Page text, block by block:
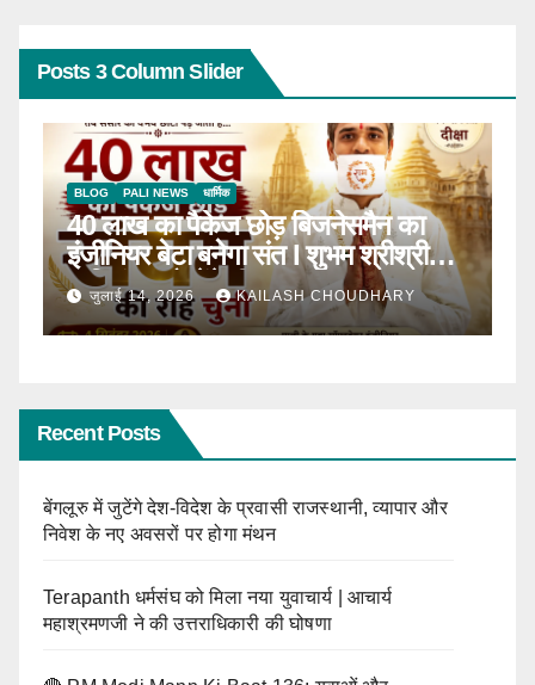
Posts 3 Column Slider
BLOG टॉप न्यूज़ धार्मिक
ठाणे में पहली बार होगा सीरवी समाज युवक-
युवती परिचय सम्मेलन
जून 13, 2026 KAILASH CHOUDHARY
Recent Posts
बेंगलूरु में जुटेंगे देश-विदेश के प्रवासी राजस्थानी, व्यापार और
निवेश के नए अवसरों पर होगा मंथन
Terapanth धर्मसंघ को मिला नया युवाचार्य | आचार्य
महाश्रमणजी ने की उत्तराधिकारी की घोषणा